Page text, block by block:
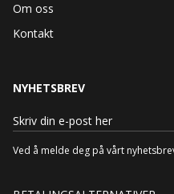
Om oss
Kontakt
NYHETSBREV
Ved å melde deg på vårt